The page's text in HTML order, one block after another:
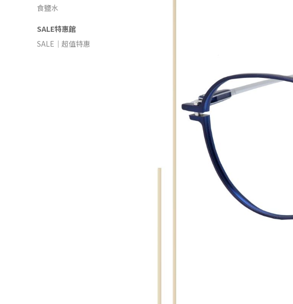
食鹽水
SALE特惠館
SALE｜超值特惠